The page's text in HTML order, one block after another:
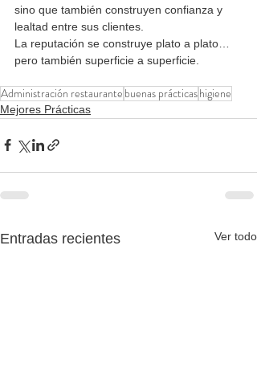
sino que también construyen confianza y
lealtad entre sus clientes.
La reputación se construye plato a plato…
pero también superficie a superficie.
Administración restaurante buenas prácticashigiene
Mejores Prácticas
Entradas recientes Ver todo